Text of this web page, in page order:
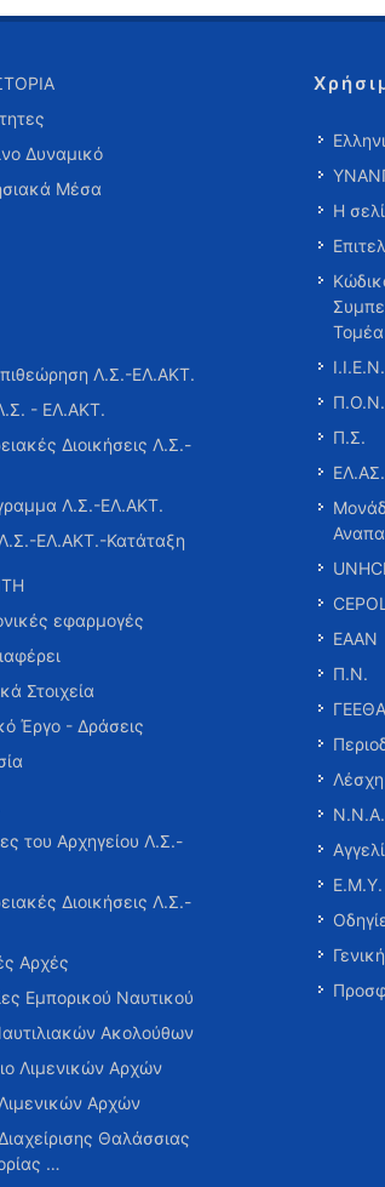
Δυναμικό
Μέσα
Λ.Σ.-ΕΛ.ΑΚΤ.
- ΕΛ.ΑΚΤ.
Διοικήσεις Λ.Σ.-
Λ.Σ.-ΕΛ.ΑΚΤ.
ΕΛ.ΑΚΤ.-Κατάταξη
εφαρμογές
Στοιχεία
Έργο - Δράσεις
του Αρχηγείου Λ.Σ.-
Διοικήσεις Λ.Σ.-
Αρχές
Εμπορικού Ναυτικού
Ακολούθων
Λιμενικών Αρχών
Αρχών
Θαλάσσιας
…
Η
Τομέα
Ι.Ι.Ε.Ν.
Π.Ο.Ν.
Π.Σ.
ΕΛ.ΑΣ.
CEPOL
ΕΑΑΝ
Π.Ν.
ΓΕΕΘΑ
Ν.Ν.Α.
Ε.Μ.Υ.